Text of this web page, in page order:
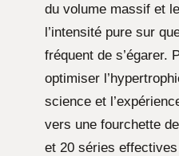
du volume massif et
l’intensité pure sur
fréquent de s’égarer.
optimiser
science et
vers une fourchette
et 20 séries